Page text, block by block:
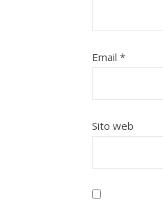
Email *
Sito web